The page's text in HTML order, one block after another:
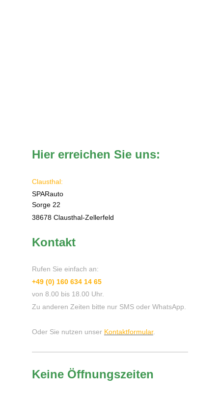
Hier erreichen Sie uns:
Clausthal:
SPARauto
Sorge 22
38678 Clausthal-Zellerfeld
Kontakt
Rufen Sie einfach an:
+49 (0) 160 634 14 65
von 8.00 bis 18.00 Uhr.
Zu anderen Zeiten bitte nur SMS oder WhatsApp.
Oder Sie nutzen unser Kontaktformular.
Keine Öffnungszeiten